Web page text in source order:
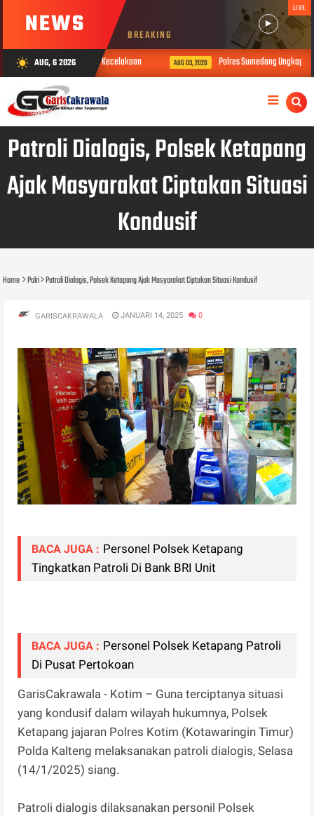
NEWS BREAKING
LIVE
wb_sunny AUG, 6 2026
yang Mengalami Kecelakaan AUG 03, 2026 Polres Sumedang Ungkap 6
Patroli Dialogis, Polsek Ketapang
Ajak Masyarakat Ciptakan Situasi
Kondusif
Home Polri Patroli Dialogis, Polsek Ketapang Ajak Masyarakat Ciptakan Situasi Kondusif
GARISCAKRAWALA JANUARI 14, 2025 0
BACA JUGA : ‎Personel Polsek Ketapang
Tingkatkan Patroli Di Bank BRI Unit
BACA JUGA : ‎Personel Polsek Ketapang Patroli
Di Pusat Pertokoan‎
GarisCakrawala - Kotim – Guna terciptanya situasi
yang kondusif dalam wilayah hukumnya, Polsek
Ketapang jajaran Polres Kotim (Kotawaringin Timur)
Polda Kalteng melaksanakan patroli dialogis, Selasa
(14/1/2025) siang.
Patroli dialogis dilaksanakan personil Polsek